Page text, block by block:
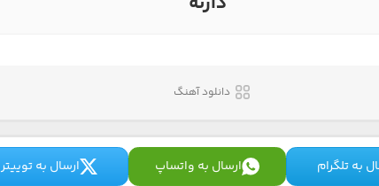
دانلود آهنگ
به تلگرام ارسال به واتساپ ارسال به توییتر